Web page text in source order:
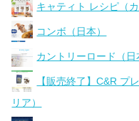
キャティト レシピ（カ
コンボ（日本）
カントリーロード（日
【販売終了】C&R プ
リア）